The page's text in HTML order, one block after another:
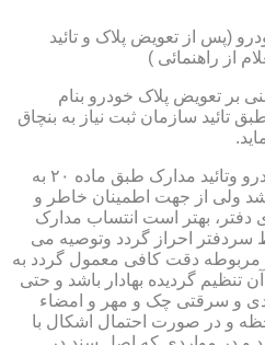
(پس از تعویض پلاک و تائید
از راهنمائی )
بر تعویض پلاک خودرو بنام
قبل از ۲۳/۰۷/۸۴ که طبق تائید سازمان ثبت نیاز به بنچاق
گرچه وظیفه کنترل اصالت خودرو وتائید مدارک طبق ماده ۲۰ به
ولی از جهت اطمینان خاطر و
دفتر، بهتر است انتساب مدارک
احراز گردد وتوصیه می
مربوطه دقت کافی معمول گردد به
تنظیم گردیده بهادار باشد و حتی
و سرقتی چک و مهر و امضاء
و در صورت احتمال اشکال با